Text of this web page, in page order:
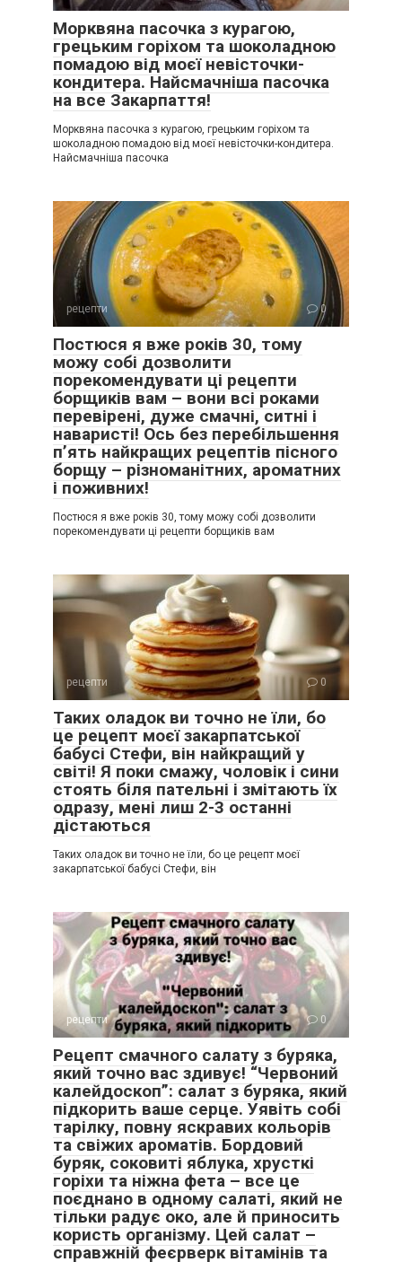
Морквяна пасочка з курагою,
грецьким горіхом та шоколадною
помадою від моєї невісточки-
кондитера. Найсмачніша пасочка
на все Закарпаття!
Морквяна пасочка з курагою, грецьким горіхом та
шоколадною помадою від моєї невісточки-кондитера.
Найсмачніша пасочка
рецепти 0
Постюся я вже років 30, тому
можу собі дозволити
порекомендувати ці рецепти
борщиків вам – вони всі роками
перевірені, дуже смачні, ситні і
наваристі! Ось без перебільшення
п’ять найкращих рецептів пісного
борщу – різноманітних, ароматних
і поживних!
Постюся я вже років 30, тому можу собі дозволити
порекомендувати ці рецепти борщиків вам
рецепти 0
Таких оладок ви точно не їли, бо
це рецепт моєї закарпатської
бабусі Стефи, він найкращий у
світі! Я поки смажу, чоловік і сини
стоять біля пательні і змітають їх
одразу, мені лиш 2-3 останні
дістаються
Таких оладок ви точно не їли, бо це рецепт моєї
закарпатської бабусі Стефи, він
рецепти 0
Рецепт смачного салату з буряка,
який точно вас здивує! “Червоний
калейдоскоп”: салат з буряка, який
підкорить ваше серце. Уявіть собі
тарілку, повну яскравих кольорів
та свіжих ароматів. Бордовий
буряк, соковиті яблука, хрусткі
горіхи та ніжна фета – все це
поєднано в одному салаті, який не
тільки радує око, але й приносить
користь організму. Цей салат –
справжній феєрверк вітамінів та